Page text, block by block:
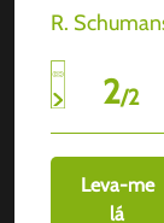
R.
2/2
Leva-me
lá